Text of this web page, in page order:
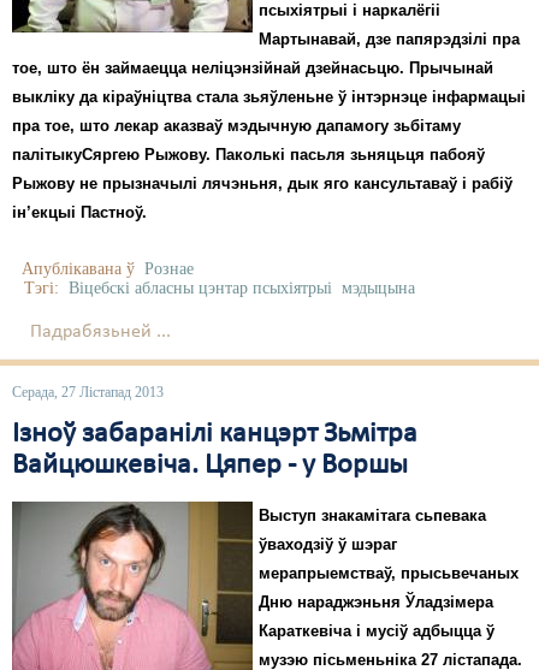
псыхіятрыі і наркалёгіі
Мартынавай, дзе папярэдзілі пра
тое, што ён займаецца неліцэнзійнай дзейнасьцю. Прычынай
выкліку да кіраўніцтва стала зьяўленьне ў інтэрнэце інфармацыі
пра тое, што лекар аказваў мэдычную дапамогу зьбітаму
палітыкуСяргею Рыжову. Паколькі пасьля зьняцьця пабояў
Рыжову не прызначылі лячэньня, дык яго кансультаваў і рабіў
ін’екцыі Пастноў.
Апублікавана ў Рознае
Тэгі: Віцебскі абласны цэнтар псыхіятрыі мэдыцына
Падрабязьней ...
Серада, 27 Лістапад 2013
Ізноў забаранілі канцэрт Зьмітра
Вайцюшкевіча. Цяпер - у Воршы
Выступ знакамітага сьпевака
ўваходзіў ў шэраг
мерапрыемстваў, прысьвечаных
Дню нараджэньня Ўладзімера
Караткевіча і мусіў адбыцца ў
музэю пісьменьніка 27 лістапада.
Рознае
Свабода слова
Суд
Сьмяротнае пакараньне
Экалёгія
Сацыяльныя правы